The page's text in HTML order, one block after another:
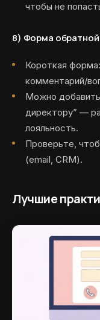
чтобы не
8) Форма обратной
Короткая
комментарий/
Можно
директору” —
лояльность.
Проверьте,
(email, CRM).
Лучшие